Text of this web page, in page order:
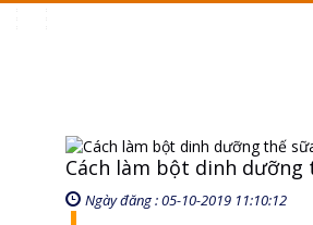
Cách làm bột dinh dưỡng
Ngày đăng : 05-10-2019 11:10:12